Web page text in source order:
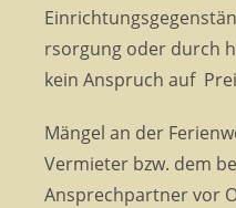
rsorgung oder durch
kein Anspruch auf
Mängel an der
Vermieter bzw. dem
Ansprechpartner vor